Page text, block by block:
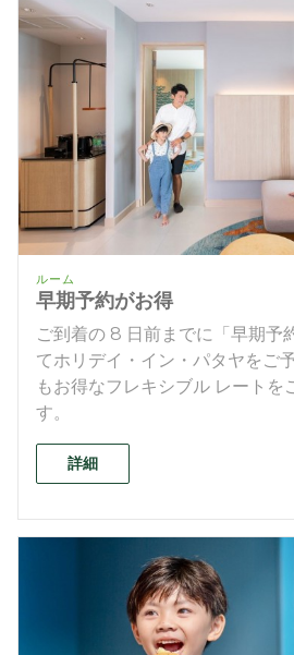
ルーム
早期予約がお得
ご到着の 8 日前までに「早期予
てホリデイ・イン・パタヤをご
もお得なフレキシブル レートを
す。
詳細